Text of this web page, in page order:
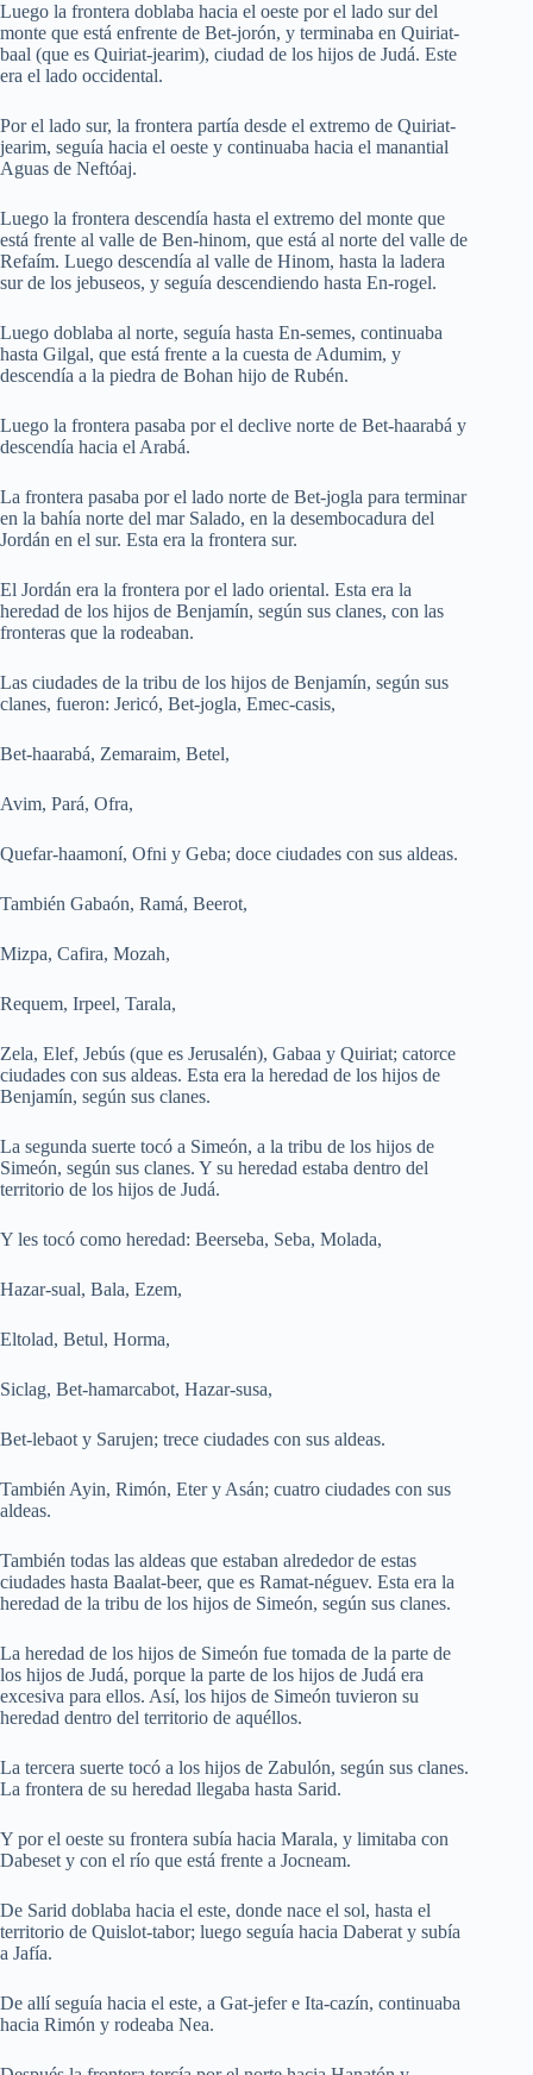
Luego la frontera doblaba hacia el oeste por el lado sur del
monte que está enfrente de Bet-jorón, y terminaba en Quiriat-
baal (que es Quiriat-jearim), ciudad de los hijos de Judá. Este
era el lado occidental.
Por el lado sur, la frontera partía desde el extremo de Quiriat-
jearim, seguía hacia el oeste y continuaba hacia el manantial
Aguas de Neftóaj.
Luego la frontera descendía hasta el extremo del monte que
está frente al valle de Ben-hinom, que está al norte del valle de
Refaím. Luego descendía al valle de Hinom, hasta la ladera
sur de los jebuseos, y seguía descendiendo hasta En-rogel.
Luego doblaba al norte, seguía hasta En-semes, continuaba
hasta Gilgal, que está frente a la cuesta de Adumim, y
descendía a la piedra de Bohan hijo de Rubén.
Luego la frontera pasaba por el declive norte de Bet-haarabá y
descendía hacia el Arabá.
La frontera pasaba por el lado norte de Bet-jogla para terminar
en la bahía norte del mar Salado, en la desembocadura del
Jordán en el sur. Esta era la frontera sur.
El Jordán era la frontera por el lado oriental. Esta era la
heredad de los hijos de Benjamín, según sus clanes, con las
fronteras que la rodeaban.
Las ciudades de la tribu de los hijos de Benjamín, según sus
clanes, fueron: Jericó, Bet-jogla, Emec-casis,
Bet-haarabá, Zemaraim, Betel,
Avim, Pará, Ofra,
Quefar-haamoní, Ofni y Geba; doce ciudades con sus aldeas.
También Gabaón, Ramá, Beerot,
Mizpa, Cafira, Mozah,
Requem, Irpeel, Tarala,
Zela, Elef, Jebús (que es Jerusalén), Gabaa y Quiriat; catorce
ciudades con sus aldeas. Esta era la heredad de los hijos de
Benjamín, según sus clanes.
La segunda suerte tocó a Simeón, a la tribu de los hijos de
Simeón, según sus clanes. Y su heredad estaba dentro del
territorio de los hijos de Judá.
Y les tocó como heredad: Beerseba, Seba, Molada,
Hazar-sual, Bala, Ezem,
Eltolad, Betul, Horma,
Siclag, Bet-hamarcabot, Hazar-susa,
Bet-lebaot y Sarujen; trece ciudades con sus aldeas.
También Ayin, Rimón, Eter y Asán; cuatro ciudades con sus
aldeas.
También todas las aldeas que estaban alrededor de estas
ciudades hasta Baalat-beer, que es Ramat-néguev. Esta era la
heredad de la tribu de los hijos de Simeón, según sus clanes.
La heredad de los hijos de Simeón fue tomada de la parte de
los hijos de Judá, porque la parte de los hijos de Judá era
excesiva para ellos. Así, los hijos de Simeón tuvieron su
heredad dentro del territorio de aquéllos.
La tercera suerte tocó a los hijos de Zabulón, según sus clanes.
La frontera de su heredad llegaba hasta Sarid.
Y por el oeste su frontera subía hacia Marala, y limitaba con
Dabeset y con el río que está frente a Jocneam.
De Sarid doblaba hacia el este, donde nace el sol, hasta el
territorio de Quislot-tabor; luego seguía hacia Daberat y subía
a Jafía.
De allí seguía hacia el este, a Gat-jefer e Ita-cazín, continuaba
hacia Rimón y rodeaba Nea.